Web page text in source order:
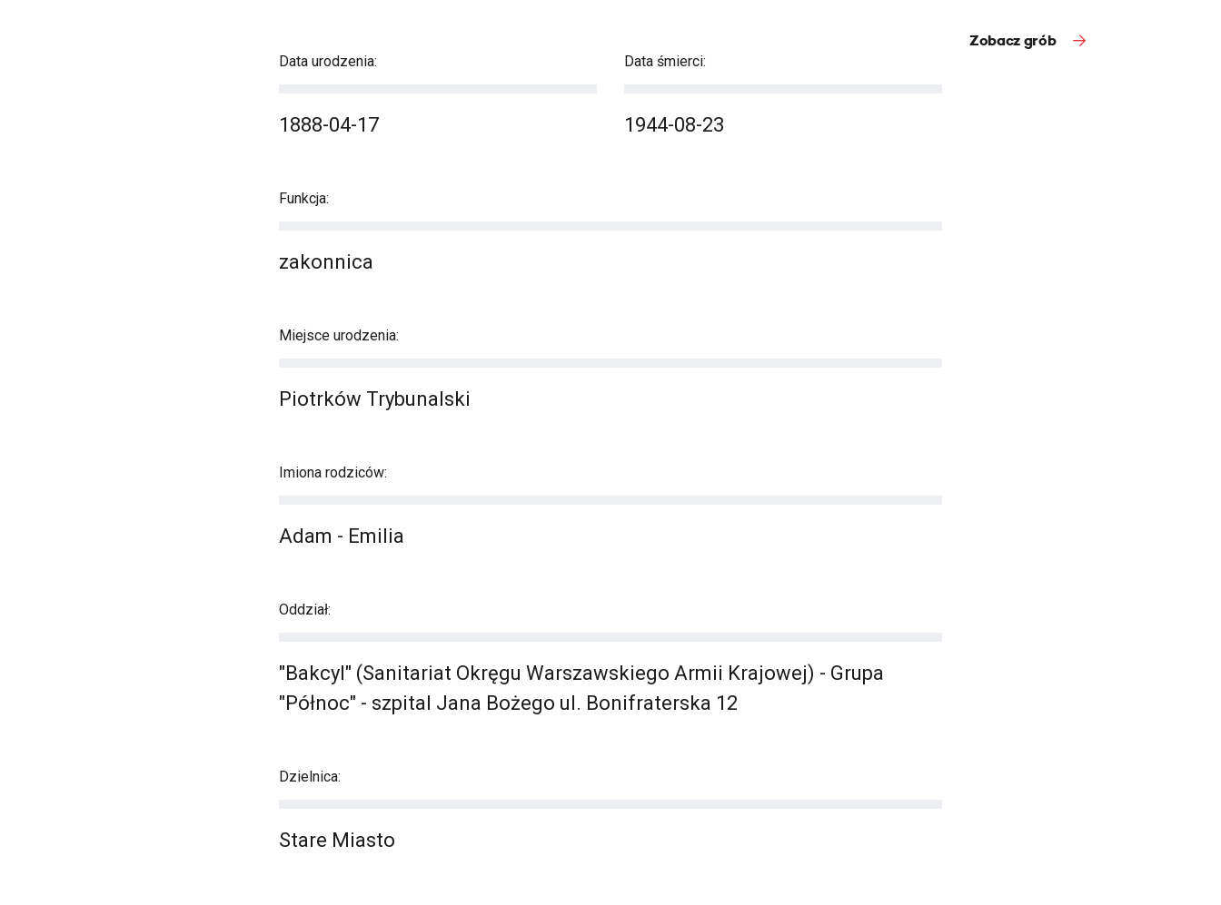
Data urodzenia:
1888-04-17
Data śmierci:
1944-08-23
Funkcja:
zakonnica
Miejsce urodzenia:
Piotrków Trybunalski
Imiona rodziców:
Adam - Emilia
Oddział:
"Bakcyl" (Sanitariat Okręgu Warszawskiego Armii Krajowej) - Grupa
"Północ" - szpital Jana Bożego ul. Bonifraterska 12
Dzielnica:
Stare Miasto
Zobacz grób